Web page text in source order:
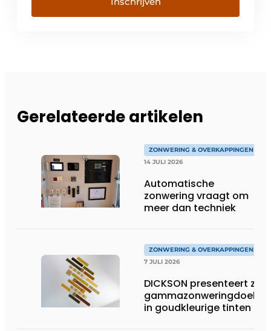
Gerelateerde artikelen
ZONWERING & OVERKAPPINGEN
14 JULI 2026
Automatische
zonwering vraagt om
meer dan techniek
ZONWERING & OVERKAPPINGEN
7 JULI 2026
DICKSON presenteert zijn
gammazonweringdoeken
in goudkleurige tinten